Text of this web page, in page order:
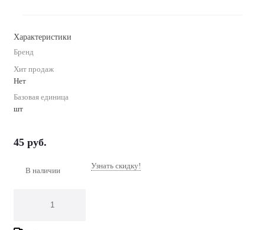
Характеристики
Бренд
Хит продаж
Нет
Базовая единица
шт
45 руб.
В наличии Узнать скидку!